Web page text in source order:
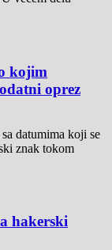
kojim
oprez
datumima koji se
znak tokom
hakerski